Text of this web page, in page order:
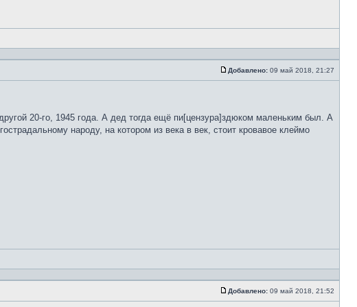
Добавлено: 09 май 2018, 21:27
20-го, 1945 года. А дед тогда ещё пи[цензура]здюком маленьким был. А
народу, на котором из века в век, стоит кровавое клеймо
Добавлено: 09 май 2018, 21:52